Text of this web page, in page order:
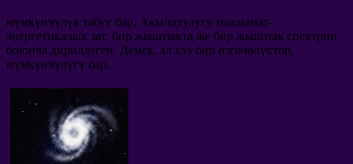
мүмкүнчүлүк табуу бар, Акылдуулугу маалымат-
энергетикалык зат, бир жыштыкта ​​же бир жыштык спектрин
боюнча дирилдеген. Демек, ал кээ бир өзгөчөлүктөр,
мүмкүнчүлүгү бар.